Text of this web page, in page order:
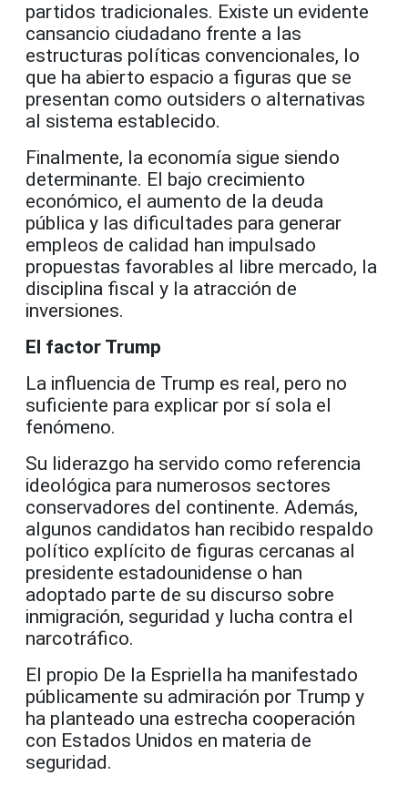
partidos tradicionales. Existe un evidente
cansancio ciudadano frente a las
estructuras políticas convencionales, lo
que ha abierto espacio a figuras que se
presentan como outsiders o alternativas
al sistema establecido.
Finalmente, la economía sigue siendo
determinante. El bajo crecimiento
económico, el aumento de la deuda
pública y las dificultades para generar
empleos de calidad han impulsado
propuestas favorables al libre mercado, la
disciplina fiscal y la atracción de
inversiones.
El factor Trump
La influencia de Trump es real, pero no
suficiente para explicar por sí sola el
fenómeno.
Su liderazgo ha servido como referencia
ideológica para numerosos sectores
conservadores del continente. Además,
algunos candidatos han recibido respaldo
político explícito de figuras cercanas al
presidente estadounidense o han
adoptado parte de su discurso sobre
inmigración, seguridad y lucha contra el
narcotráfico.
El propio De la Espriella ha manifestado
públicamente su admiración por Trump y
ha planteado una estrecha cooperación
con Estados Unidos en materia de
seguridad.